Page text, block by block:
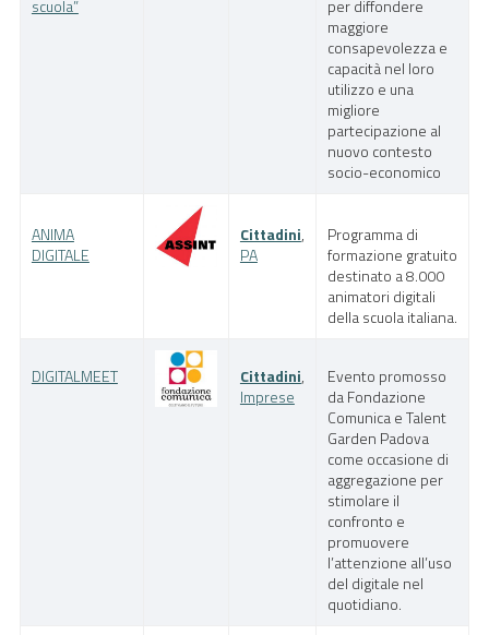
scuola”
per diffondere
maggiore
consapevolezza e
capacità nel loro
utilizzo e una
migliore
partecipazione al
nuovo contesto
socio-economico
ANIMA
DIGITALE
Cittadini,
PA
Programma di
formazione gratuito
destinato a 8.000
animatori digitali
della scuola italiana.
DIGITALMEET Cittadini,
Imprese
Evento promosso
da Fondazione
Comunica e Talent
Garden Padova
come occasione di
aggregazione per
stimolare il
confronto e
promuovere
l’attenzione all’uso
del digitale nel
quotidiano.